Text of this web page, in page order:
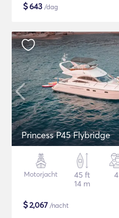
$643 /dag
Princess P45 Flybridge
Motorjacht
45 ft
14 m
4
$2,067 /nacht